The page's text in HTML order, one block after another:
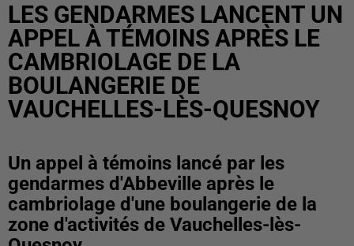
LES GENDARMES LANCENT UN
APPEL À TÉMOINS APRÈS LE
CAMBRIOLAGE DE LA
BOULANGERIE DE
VAUCHELLES-LÈS-QUESNOY
Un appel à témoins lancé par les
gendarmes d'Abbeville après le
cambriolage d'une boulangerie de la
zone d'activités de Vauchelles-lès-